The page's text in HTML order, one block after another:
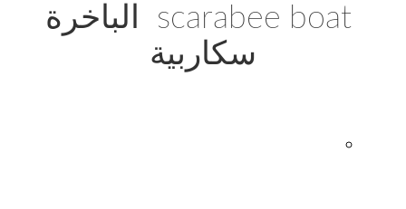
scarabee boat الباخرة
سكاربية